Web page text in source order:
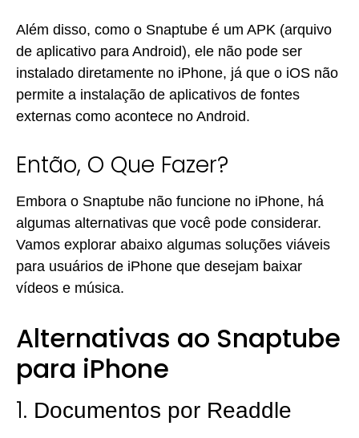
Além disso, como o Snaptube é um APK (arquivo
de aplicativo para Android), ele não pode ser
instalado diretamente no iPhone, já que o iOS não
permite a instalação de aplicativos de fontes
externas como acontece no Android.
Então, O Que Fazer?
Embora o Snaptube não funcione no iPhone, há
algumas alternativas que você pode considerar.
Vamos explorar abaixo algumas soluções viáveis
para usuários de iPhone que desejam baixar
vídeos e música.
Alternativas ao Snaptube
para iPhone
1. Documentos por Readdle